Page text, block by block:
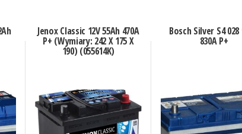
Jenox Classic 12V 55Ah 470A
P+ (Wymiary: 242 X 175 X
190) (055614K)
Bosch Silver S4 028
830A P+